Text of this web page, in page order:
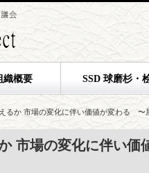
織概要 SSD 球磨杉・
るか 市場の変化に伴い価値が変わる 〜
市場の変化に伴い